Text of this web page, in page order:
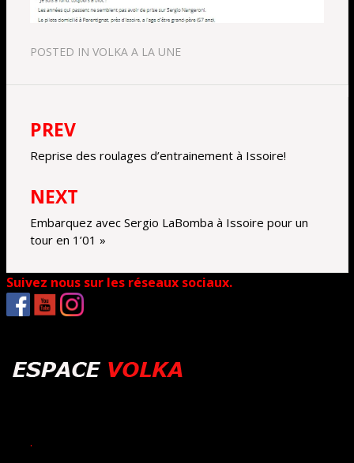
POSTED IN VOLKA A LA UNE
Navigation
de
l’article
PREV
Reprise des roulages d’entrainement à Issoire!
NEXT
Embarquez avec Sergio LaBomba à Issoire pour un
tour en 1’01 »
Suivez nous sur les réseaux sociaux.
.